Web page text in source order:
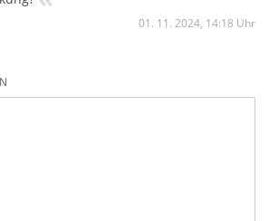
01. 11. 2024, 14:18 Uhr